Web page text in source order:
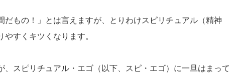
だもの！」とは言えますが、とりわけスピリチュアル（精神
すくキツくなります。
、スピリチュアル・エゴ（以下、スピ・エゴ）に一旦はまって